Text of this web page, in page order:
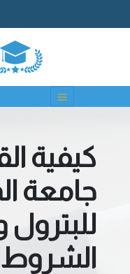
كيفية
جامعة
للبترول